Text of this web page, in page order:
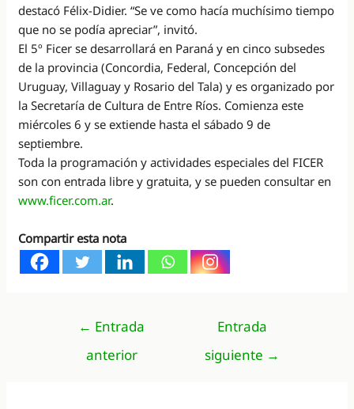
destacó Félix-Didier. “Se ve como hacía muchísimo tiempo
que no se podía apreciar”, invitó.
El 5º Ficer se desarrollará en Paraná y en cinco subsedes
de la provincia (Concordia, Federal, Concepción del
Uruguay, Villaguay y Rosario del Tala) y es organizado por
la Secretaría de Cultura de Entre Ríos. Comienza este
miércoles 6 y se extiende hasta el sábado 9 de
septiembre.
Toda la programación y actividades especiales del FICER
son con entrada libre y gratuita, y se pueden consultar en
www.ficer.com.ar.
Compartir esta nota
Navegación
entradas
← Entrada
anterior
Entrada
siguiente →